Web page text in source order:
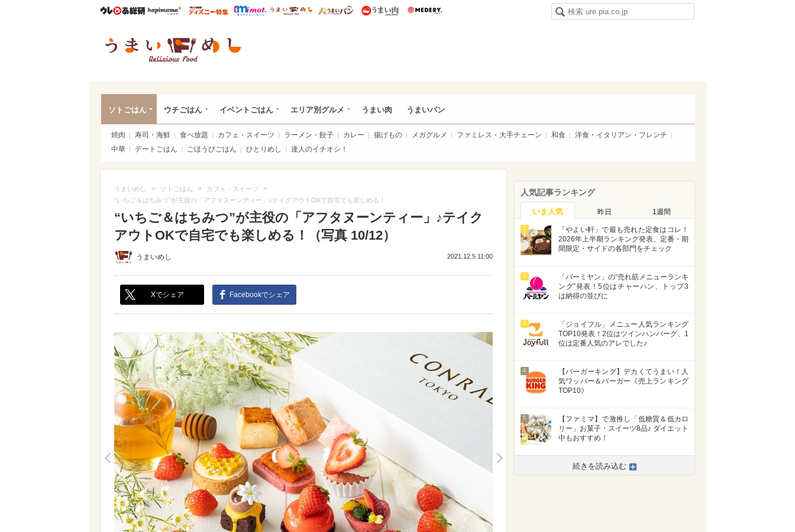
ウレぴあ総研ハピママ* ウレぴあ総研 ディズニー特集
mimot. うまいめし うまいパン うまい肉
ソトごはん ウチごはん イベントごはん エリア別グルメ うまい肉 うまいパン
焼肉 寿司・海鮮 食べ放題 カフェ・スイーツ ラーメン・餃子 カレー 揚げもの メガグルメ ファミレス・大手チェーン 和食
洋食・イタリアン・フレンチ
中華
デートごはん ごほうびごはん ひとりめし 達人のイチオシ！
うまいめし > ソトごはん > カフェ・スイーツ >
“いちご＆はちみつ”が主役の「アフタヌーンティー」♪テイクアウトOKで自宅でも楽しめる！
“いちご＆はちみつ”が主役の「アフタヌーンティー」♪テイク
アウトOKで自宅でも楽しめる！（写真 10/12）
うまいめし 2021.12.5 11:00
Xでシェア Facebookでシェア
>
人気記事ランキング
いま人気 昨日 1週間
1
「やよい軒」で最も売れた定食はコレ！
2026年上半期ランキング発表、定番・期
間限定・サイドの各部門をチェック
2
「バーミヤン」の“売れ筋メニューランキ
ング”発表！5位はチャーハン、トップ3
は納得の並びに
3
「ジョイフル」メニュー人気ランキング
TOP10発表！2位はツインハンバーグ、1
位は定番人気のアレでした♪
4
【バーガーキング】デカくてうまい！人
気ワッパー＆バーガー《売上ランキング
TOP10》
5
【ファミマ】で激推し「低糖質＆低カロ
リー」お菓子・スイーツ8品♪ ダイエット
中もおすすめ！
続きを読み込む